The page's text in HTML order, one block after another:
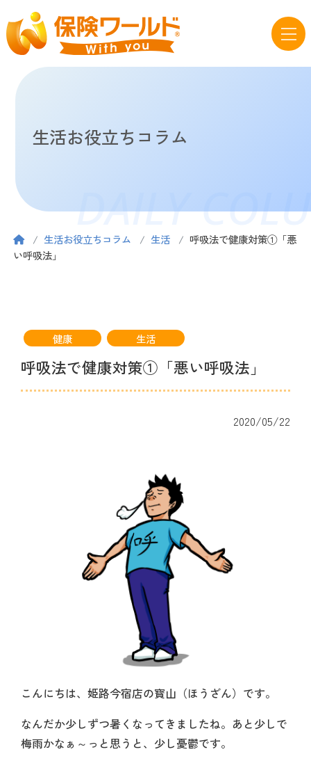
生活お役立ちコラム
DAILY
生活お役立ちコラム 生活
呼吸法で健康対策①「悪
い呼吸法」
健康 生活
呼吸法で健康対策①「悪い呼吸法」
2020/05/22
こんにちは、姫路今宿店の寳山（ほうざん）です。
なんだか少しずつ暑くなってきましたね。あと少しで
梅雨かなぁ～っと思うと、少し憂鬱です。